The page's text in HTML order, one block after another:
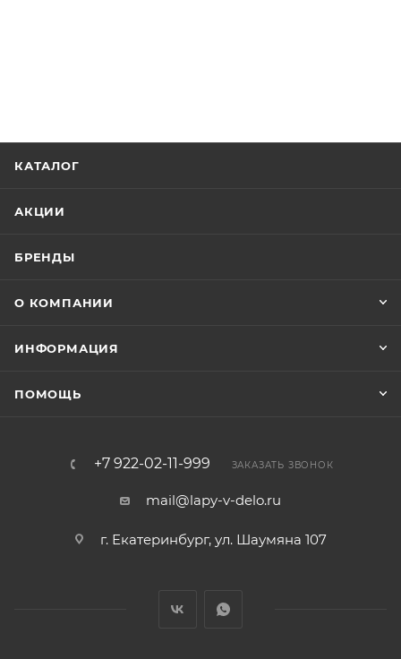
КАТАЛОГ
АКЦИИ
БРЕНДЫ
О КОМПАНИИ
ИНФОРМАЦИЯ
ПОМОЩЬ
+7 922-02-11-999 ЗАКАЗАТЬ ЗВОНОК
mail@lapy-v-delo.ru
г. Екатеринбург, ул. Шаумяна 107